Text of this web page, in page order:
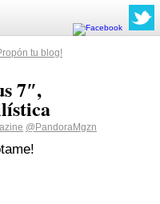
tu blog!
7″,
@PandoraMgzn